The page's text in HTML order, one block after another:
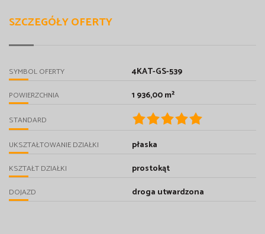
SZCZEGÓŁY OFERTY
SYMBOL OFERTY 4KAT-GS-539
POWIERZCHNIA 1 936,00 m²
STANDARD
UKSZTAŁTOWANIE DZIAŁKI płaska
KSZTAŁT DZIAŁKI prostokąt
DOJAZD droga utwardzona